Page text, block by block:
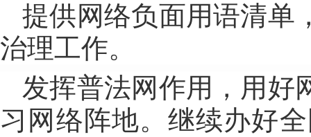
提供网络负面用语清单
治理工作。
发挥普法网作用，用好
习网络阵地。继续办好